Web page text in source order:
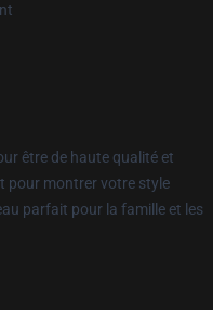
être de haute qualité et
pour montrer votre style
parfait pour la famille et les